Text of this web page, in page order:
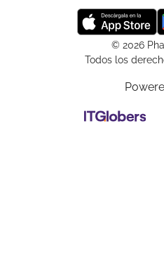
© 2026
Todos los